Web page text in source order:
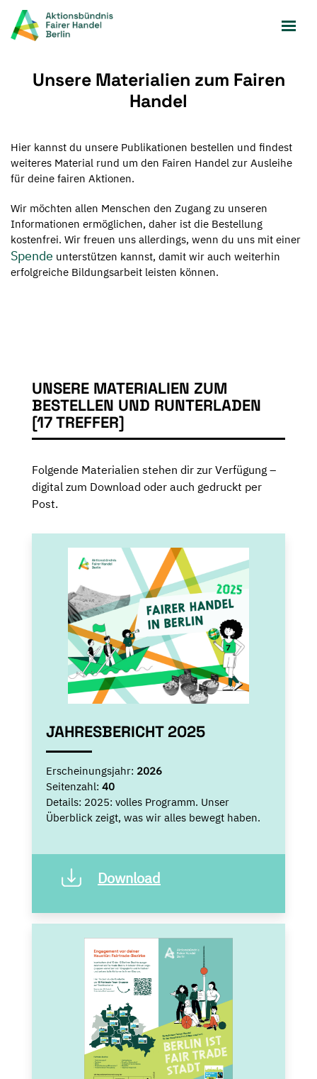
Zum
springenUnsere Materialien zum Fairen
Handel
Hier kannst du unsere Publikationen bestellen und findest
weiteres Material rund um den Fairen Handel zur Ausleihe
für deine fairen Aktionen.
Wir möchten allen Menschen den Zugang zu unseren
Informationen ermöglichen, daher ist die Bestellung
kostenfrei. Wir freuen uns allerdings, wenn du uns mit einer
Spende unterstützen kannst, damit wir auch weiterhin
erfolgreiche Bildungsarbeit leisten können.
UNSERE MATERIALIEN ZUM
BESTELLEN UND RUNTERLADEN
[17 TREFFER]
Folgende Materialien stehen dir zur Verfügung –
digital zum Download oder auch gedruckt per
Post.
JAHRESBERICHT 2025
Erscheinungsjahr: 2026
Seitenzahl: 40
Details: 2025: volles Programm. Unser
Überblick zeigt, was wir alles bewegt haben.
Download